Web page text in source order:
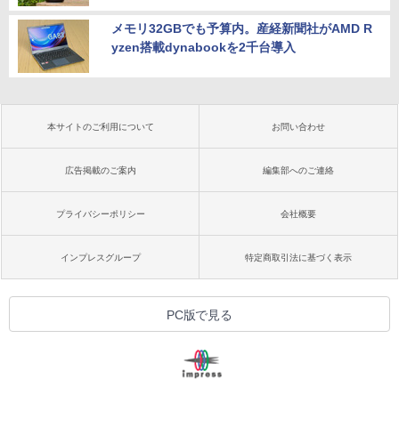
メモリ32GBでも予算内。産経新聞社がAMD R
yzen搭載dynabookを2千台導入
本サイトのご利用について お問い合わせ
広告掲載のご案内 編集部へのご連絡
プライバシーポリシー 会社概要
インプレスグループ 特定商取引法に基づく表示
PC版で見る